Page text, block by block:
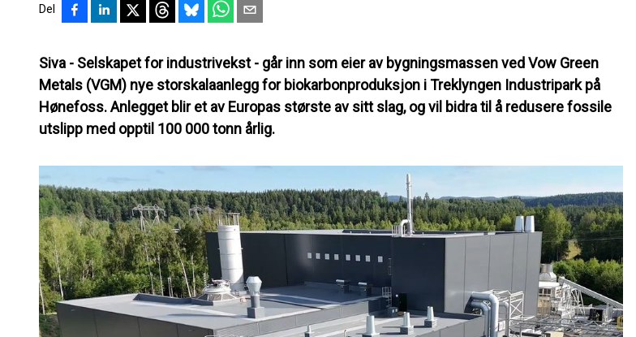
Del
Siva - Selskapet for industrivekst - går inn som eier av bygningsmassen ved Vow Green
Metals (VGM) nye storskalaanlegg for biokarbonproduksjon i Treklyngen Industripark på
Hønefoss. Anlegget blir et av Europas største av sitt slag, og vil bidra til å redusere fossile
utslipp med opptil 100 000 tonn årlig.